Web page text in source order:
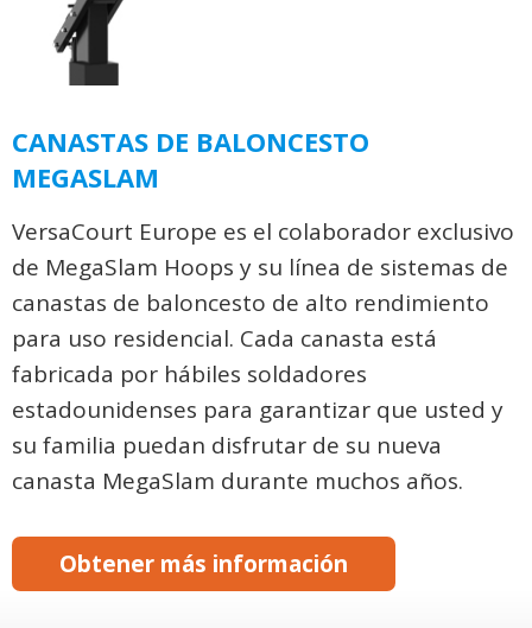
CANASTAS DE BALONCESTO
MEGASLAM
VersaCourt Europe es el colaborador exclusivo
de MegaSlam Hoops y su línea de sistemas de
canastas de baloncesto de alto rendimiento
para uso residencial. Cada canasta está
fabricada por hábiles soldadores
estadounidenses para garantizar que usted y
su familia puedan disfrutar de su nueva
canasta MegaSlam durante muchos años.
Obtener más información